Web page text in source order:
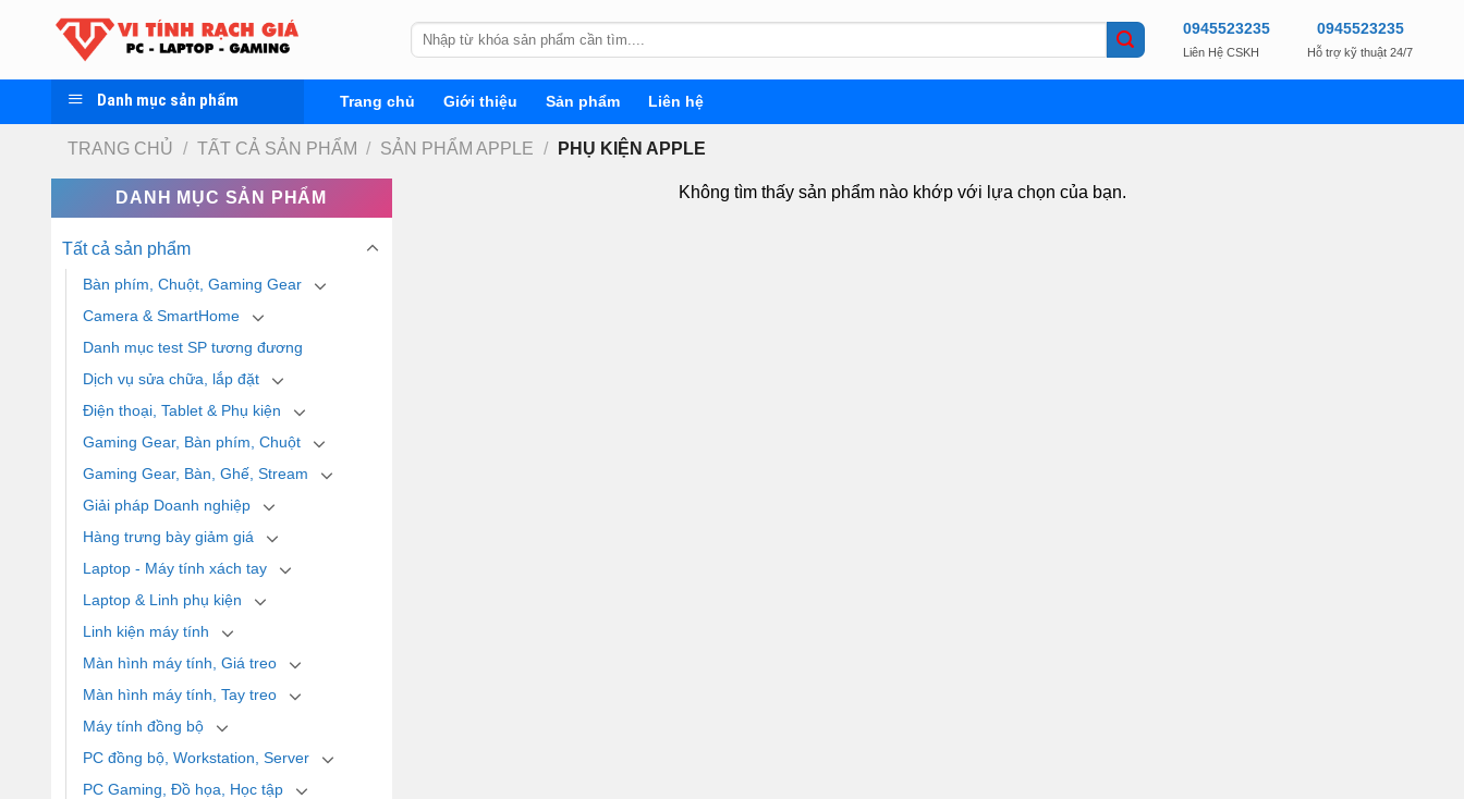
Tìm
kiếm:
0945523235
Liên Hệ CSKH
0945523235
Hỗ trợ kỹ thuật 24/7
Danh mục sản phẩm Trang chủ Giới thiệu Sản phẩm Liên hệ
TRANG CHỦ / TẤT CẢ SẢN PHẨM / SẢN PHẨM APPLE / PHỤ KIỆN APPLE
DANH MỤC SẢN PHẨM
Tất cả sản phẩm
Bàn phím, Chuột, Gaming Gear
Camera & SmartHome
Danh mục test SP tương đương
Dịch vụ sửa chữa, lắp đặt
Điện thoại, Tablet & Phụ kiện
Gaming Gear, Bàn phím, Chuột
Gaming Gear, Bàn, Ghế, Stream
Giải pháp Doanh nghiệp
Hàng trưng bày giảm giá
Laptop - Máy tính xách tay
Laptop & Linh phụ kiện
Linh kiện máy tính
Màn hình máy tính, Giá treo
Màn hình máy tính, Tay treo
Máy tính đồng bộ
PC đồng bộ, Workstation, Server
PC Gaming, Đồ họa, Học tập
Không tìm thấy sản phẩm nào khớp với lựa chọn của bạn.